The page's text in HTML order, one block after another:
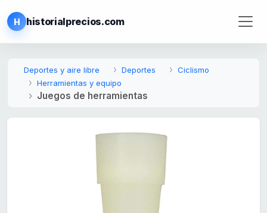
H historialprecios.com
Deportes y aire libre Deportes
Ciclismo
Herramientas y equipo
Juegos de herramientas